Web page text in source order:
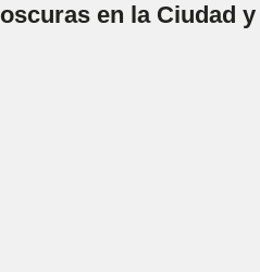
oscuras en la Ciudad